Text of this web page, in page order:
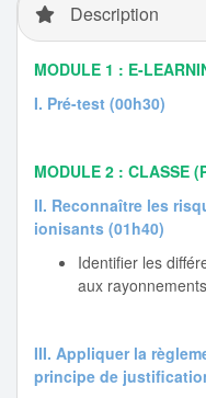
Description
MODULE 1 : E-
I. Pré-test (00h30)
MODULE 2 : CLASSE
II. Reconnaître les
ionisants (01h40)
Identifier les
aux
III. Appliquer la
principe de